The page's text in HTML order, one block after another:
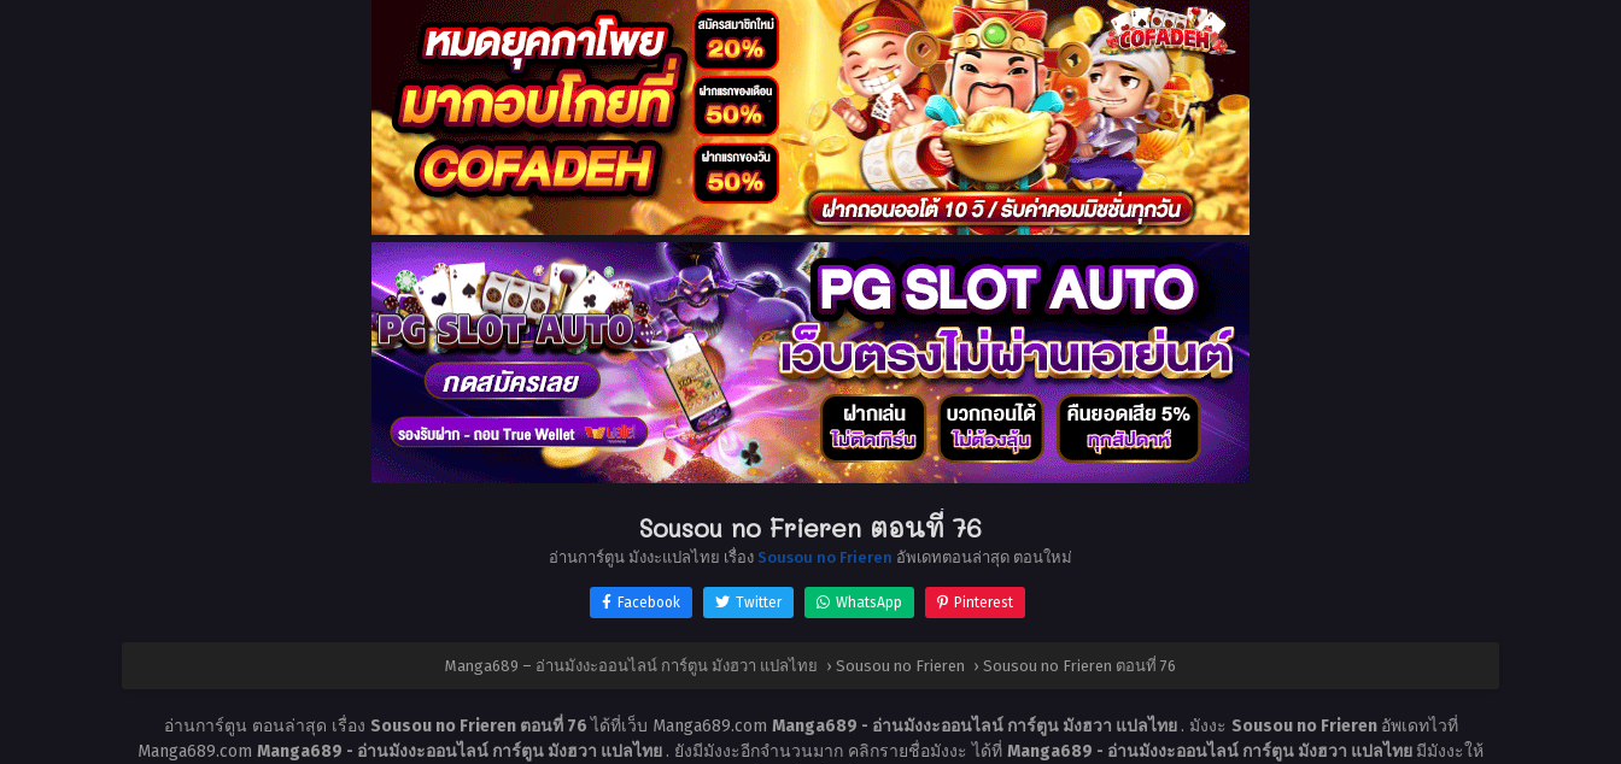
Sousou no Frieren ตอนที่ 76
อ่านการ์ตูน มังงะแปลไทย เรื่อง Sousou no Frieren อัพเดทตอนล่าสุด ตอนใหม่
Facebook Twitter WhatsApp Pinterest
Manga689 – อ่านมังงะออนไลน์ การ์ตูน มังฮวา แปลไทย › Sousou no Frieren › Sousou no Frieren ตอนที่ 76
อ่านการ์ตูน ตอนล่าสุด เรื่อง Sousou no Frieren ตอนที่ 76ได้ที่เว็บ Manga689.com Manga689 - อ่านมังงะออนไลน์ การ์ตูน มังฮวา แปลไทย . มังงะ Sousou no Frieren อัพเดทไวที่
Manga689.com Manga689 - อ่านมังงะออนไลน์ การ์ตูน มังฮวา แปลไทย . ยังมีมังงะอีกจำนวนมาก คลิกรายชื่อมังงะ ได้ที่ Manga689 - อ่านมังงะออนไลน์ การ์ตูน มังฮวา แปลไทย มีมังงะให้